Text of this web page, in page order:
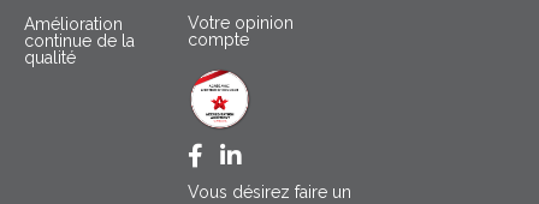
Amélioration
continue de la
qualité
Votre opinion
compte
Facebook CHSLD Émile McDuff
LinkedIn Groupe Santé Arbec
Vous désirez faire un